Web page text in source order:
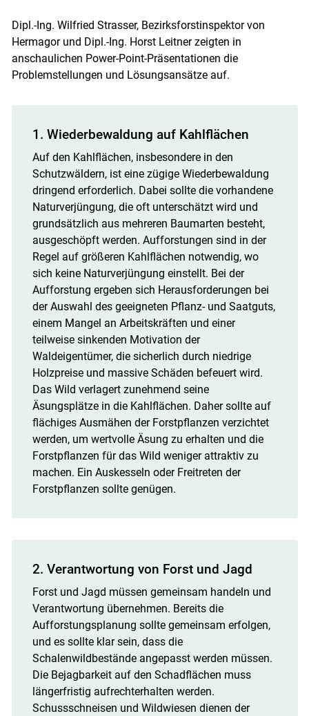
Skip to main content
Dipl.-Ing. Wilfried Strasser, Bezirksforstinspektor von
Hermagor und Dipl.-Ing. Horst Leitner zeigten in
anschaulichen Power-Point-Präsentationen die
Problemstellungen und Lösungsansätze auf.
1. Wiederbewaldung auf Kahlflächen
Auf den Kahlflächen, insbesondere in den
Schutzwäldern, ist eine zügige Wiederbewaldung
dringend erforderlich. Dabei sollte die vorhandene
Naturverjüngung, die oft unterschätzt wird und
grundsätzlich aus mehreren Baumarten besteht,
ausgeschöpft werden. Aufforstungen sind in der
Regel auf größeren Kahlflächen notwendig, wo
sich keine Naturverjüngung einstellt. Bei der
Aufforstung ergeben sich Herausforderungen bei
der Auswahl des geeigneten Pflanz- und Saatguts,
einem Mangel an Arbeitskräften und einer
teilweise sinkenden Motivation der
Waldeigentümer, die sicherlich durch niedrige
Holzpreise und massive Schäden befeuert wird.
Das Wild verlagert zunehmend seine
Äsungsplätze in die Kahlflächen. Daher sollte auf
flächiges Ausmähen der Forstpflanzen verzichtet
werden, um wertvolle Äsung zu erhalten und die
Forstpflanzen für das Wild weniger attraktiv zu
machen. Ein Auskesseln oder Freitreten der
Forstpflanzen sollte genügen.
2. Verantwortung von Forst und Jagd
Forst und Jagd müssen gemeinsam handeln und
Verantwortung übernehmen. Bereits die
Aufforstungsplanung sollte gemeinsam erfolgen,
und es sollte klar sein, dass die
Schalenwildbestände angepasst werden müssen.
Die Bejagbarkeit auf den Schadflächen muss
längerfristig aufrechterhalten werden.
Schussschneisen und Wildwiesen dienen der